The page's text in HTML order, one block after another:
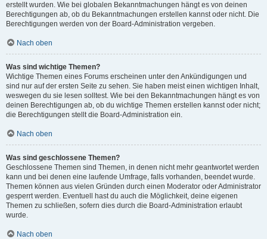
erstellt wurden. Wie bei globalen Bekanntmachungen hängt es von deinen
Berechtigungen ab, ob du Bekanntmachungen erstellen kannst oder nicht. Die
Berechtigungen werden von der Board-Administration vergeben.
Nach oben
Was sind wichtige Themen?
Wichtige Themen eines Forums erscheinen unter den Ankündigungen und
sind nur auf der ersten Seite zu sehen. Sie haben meist einen wichtigen Inhalt,
weswegen du sie lesen solltest. Wie bei den Bekanntmachungen hängt es von
deinen Berechtigungen ab, ob du wichtige Themen erstellen kannst oder nicht;
die Berechtigungen stellt die Board-Administration ein.
Nach oben
Was sind geschlossene Themen?
Geschlossene Themen sind Themen, in denen nicht mehr geantwortet werden
kann und bei denen eine laufende Umfrage, falls vorhanden, beendet wurde.
Themen können aus vielen Gründen durch einen Moderator oder Administrator
gesperrt werden. Eventuell hast du auch die Möglichkeit, deine eigenen
Themen zu schließen, sofern dies durch die Board-Administration erlaubt
wurde.
Nach oben